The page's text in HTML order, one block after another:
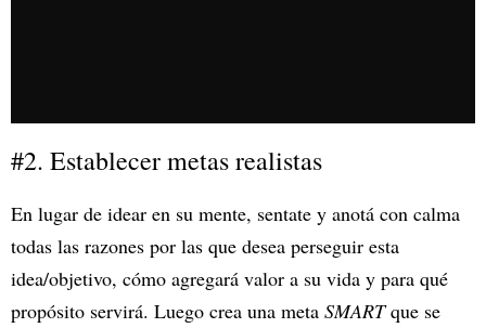
#2. Establecer metas realistas
En lugar de idear en su mente, sentate y anotá con calma
todas las razones por las que desea perseguir esta
idea/objetivo, cómo agregará valor a su vida y para qué
propósito servirá. Luego crea una meta SMARTque se